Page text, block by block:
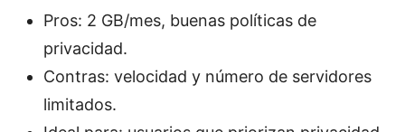
Pros: 2 GB/mes, buenas políticas de
privacidad.
Contras: velocidad y número de servidores
limitados.